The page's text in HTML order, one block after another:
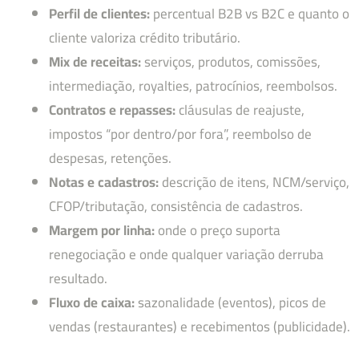
Perfil de clientes:percentual B2B vs B2C e quanto o
cliente valoriza crédito tributário.
Mix de receitas:serviços, produtos, comissões,
intermediação, royalties, patrocínios, reembolsos.
Contratos e repasses:cláusulas de reajuste,
impostos “por dentro/por fora”, reembolso de
despesas, retenções.
Notas e cadastros:descrição de itens, NCM/serviço,
CFOP/tributação, consistência de cadastros.
Margem por linha:onde o preço suporta
renegociação e onde qualquer variação derruba
resultado.
Fluxo de caixa:sazonalidade (eventos), picos de
vendas (restaurantes) e recebimentos (publicidade).